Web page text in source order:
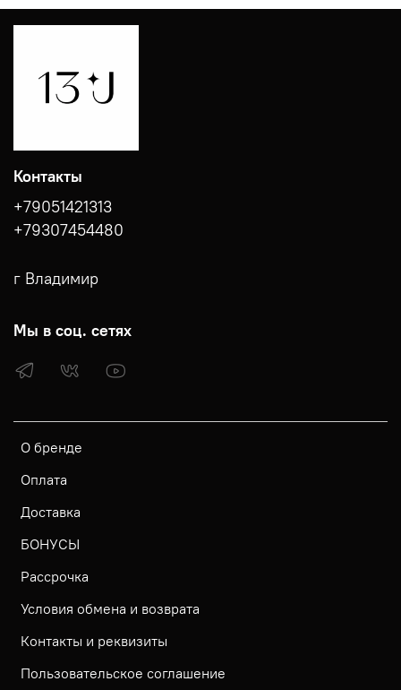
О бренде
Оплата
Доставка
БОНУСЫ
Рассрочка
Условия обмена и возврата
Контакты и реквизиты
Пользовательское соглашение
Контакты
+79051421313
+79307454480
г Владимир
Мы в соц. сетях